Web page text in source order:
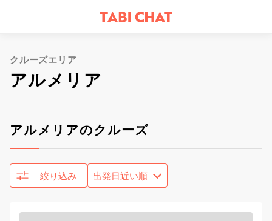
クルーズエリア
アルメリア
アルメリアのクルーズ
絞り込み